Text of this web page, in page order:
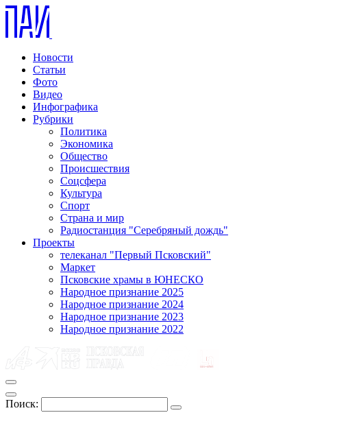
Новости
Статьи
Фото
Видео
Инфографика
Рубрики
Политика
Экономика
Общество
Происшествия
Соцсфера
Культура
Спорт
Страна и мир
Радиостанция "Серебряный дождь"
Проекты
телеканал "Первый Псковский"
Маркет
Псковские храмы в ЮНЕСКО
Народное признание 2025
Народное признание 2024
Народное признание 2023
Народное признание 2022
Поиск: